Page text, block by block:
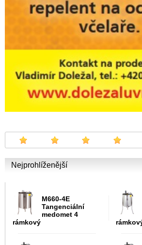
Nejprohlíženější
M660-4E
Tangenciální
medomet 4
rámkový